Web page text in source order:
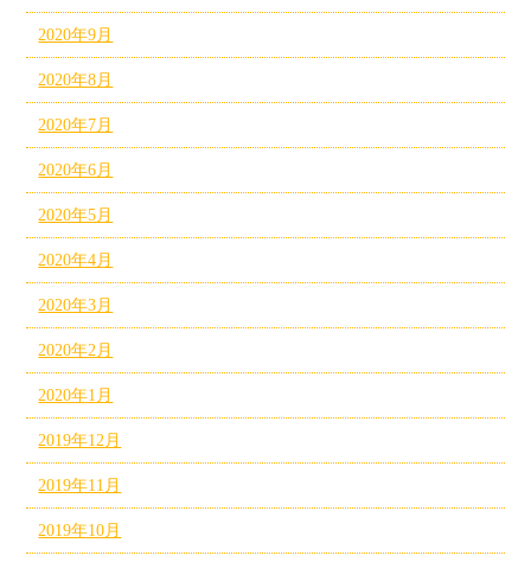
2020年9月
2020年8月
2020年7月
2020年6月
2020年5月
2020年4月
2020年3月
2020年2月
2020年1月
2019年12月
2019年11月
2019年10月